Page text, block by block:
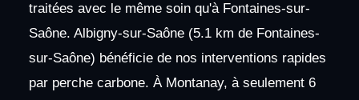
traitées avec le même soin qu'à Fontaines-sur-
Saône. Albigny-sur-Saône (5.1 km de Fontaines-
sur-Saône) bénéficie de nos interventions rapides
par perche carbone. À Montanay, à seulement 6